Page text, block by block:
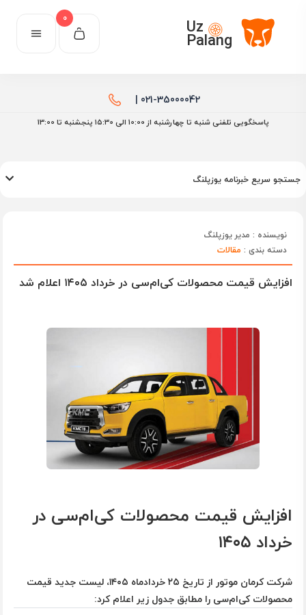
Uz
Palang
0
021-35000042 |
پاسخگویی تلفنی شنبه تا چهارشنبه از 10:00 الی ۱۵:30 پنجشنبه تا 13:00
جستجو سریع خبرنامه یوزپلنگ
نویسنده : مدیر یوزپلنگ
دسته بندی : مقالات
افزایش قیمت محصولات کی‌ام‌سی در خرداد ۱۴۰۵ اعلام شد
افزایش قیمت محصولات کی‌ام‌سی در
خرداد ۱۴۰۵
شرکت کرمان موتور از تاریخ ۲۵ خردادماه ۱۴۰۵، لیست جدید قیمت
محصولات کی‌ام‌سی را مطابق جدول زیر اعلام کرد: